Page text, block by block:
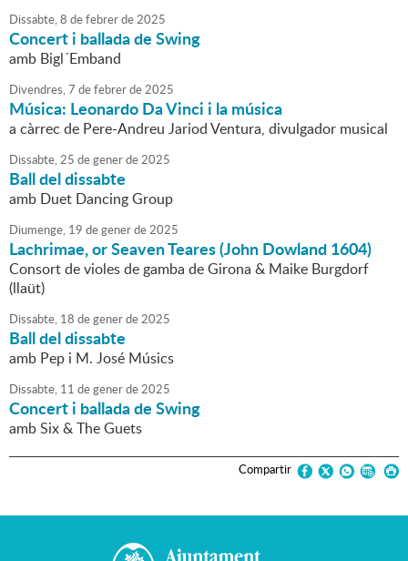
Dissabte,8 defebrerde2025
Concert i ballada de Swing
amb Bigl´Emband
Divendres,7 defebrerde2025
Música: Leonardo Da Vinci i la música
a càrrec de Pere-Andreu Jariod Ventura, divulgador musical
Dissabte,25 degenerde2025
Ball del dissabte
amb Duet Dancing Group
Diumenge, 19 degenerde2025
Lachrimae, or Seaven Teares (John Dowland 1604)
Consort de violes de gamba de Girona & Maike Burgdorf
(llaüt)
Dissabte, 18 degenerde2025
Ball del dissabte
amb Pep i M. José Músics
Dissabte, 11 degenerde2025
Concert i ballada de Swing
amb Six & The Guets
Compartir